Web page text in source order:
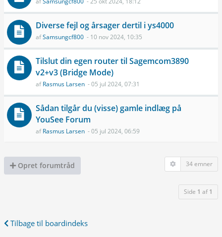
Diverse fejl og årsager dertil i ys4000
afSamsungcf800 - 10 nov 2024, 10:35
Tilslut din egen router til Sagemcom3890
v2+v3 (Bridge Mode)
afRasmus Larsen - 05 jul 2024, 07:31
Sådan tilgår du (visse) gamle indlæg på
YouSee Forum
afRasmus Larsen - 05 jul 2024, 06:59
Opret forumtråd 34 emner
Side 1 af1
Tilbage til boardindeks